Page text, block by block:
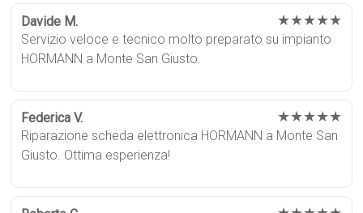
Davide M. ★★★★★
Servizio veloce e tecnico molto preparato su impianto
HORMANN a Monte San Giusto.
Federica V. ★★★★★
Riparazione scheda elettronica HORMANN a Monte San
Giusto. Ottima esperienza!